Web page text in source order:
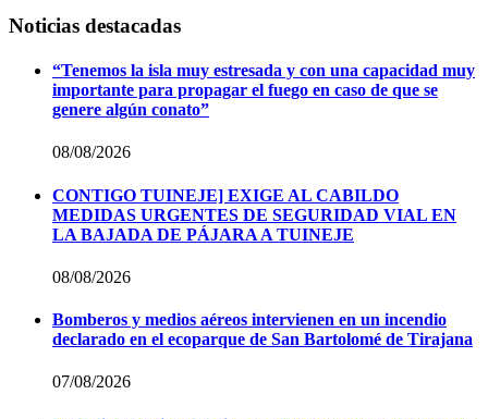
Noticias destacadas
“Tenemos la isla muy estresada y con una capacidad muy
importante para propagar el fuego en caso de que se
genere algún conato”
08/08/2026
CONTIGO TUINEJE] EXIGE AL CABILDO
MEDIDAS URGENTES DE SEGURIDAD VIAL EN
LA BAJADA DE PÁJARA A TUINEJE
08/08/2026
Bomberos y medios aéreos intervienen en un incendio
declarado en el ecoparque de San Bartolomé de Tirajana
07/08/2026